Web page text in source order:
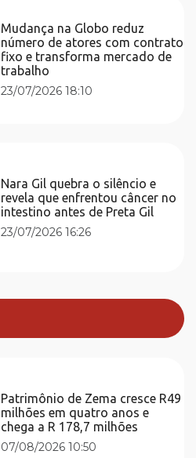
Mudança na Globo reduz
número de atores com contrato
fixo e transforma mercado de
trabalho
23/07/2026 18:10
Nara Gil quebra o silêncio e
revela que enfrentou câncer no
intestino antes de Preta Gil
23/07/2026 16:26
Patrimônio de Zema cresce R49
milhões em quatro anos e
chega a R 178,7 milhões
07/08/2026 10:50